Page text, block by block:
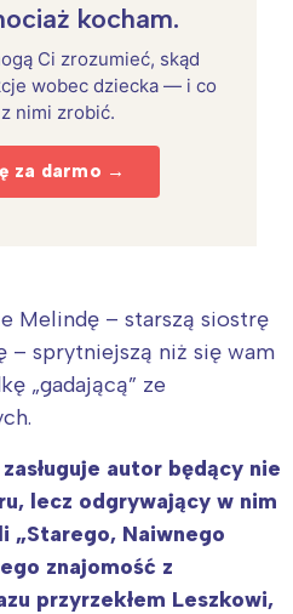
kocham.
Ci zrozumieć, skąd
wobec dziecka — i co
nimi zrobić.
za darmo →
Melindę – starszą siostrę
– sprytniejszą niż się wam
„gadającą” ze
autor będący nie
lecz odgrywający w nim
„Starego, Naiwnego
znajomość z
przyrzekłem Leszkowi,